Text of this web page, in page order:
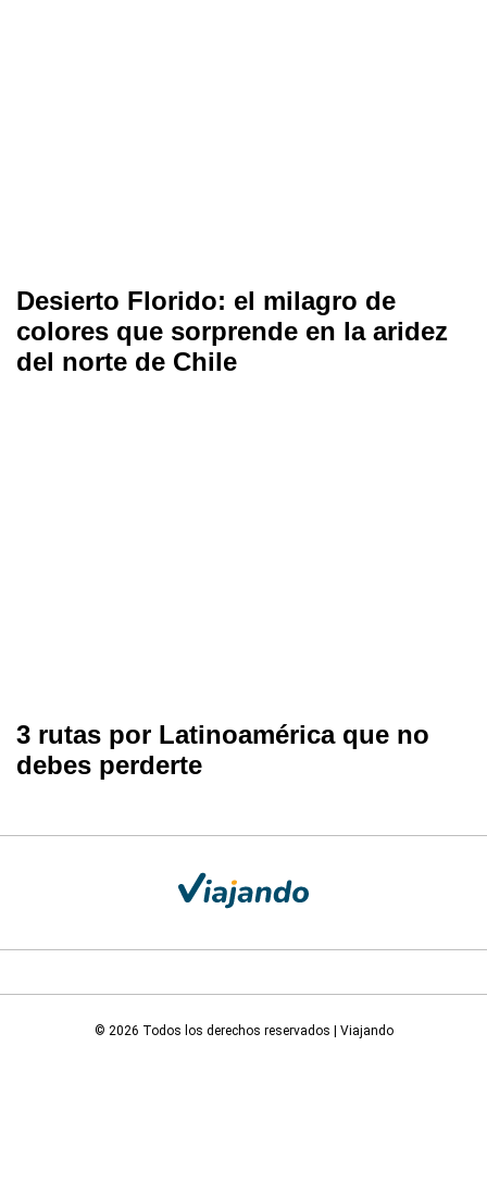
Desierto Florido: el milagro de
colores que sorprende en la aridez
del norte de Chile
3 rutas por Latinoamérica que no
debes perderte
© 2026 Todos los derechos reservados | Viajando